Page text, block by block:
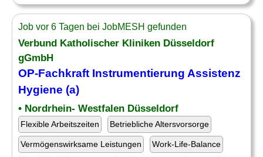
Job vor 6 Tagen bei JobMESH gefunden
Verbund Katholischer Kliniken Düsseldorf
gGmbH
OP-Fachkraft Instrumentierung Assistenz
Hygiene (a)
• Nordrhein- Westfalen Düsseldorf
Flexible Arbeitszeiten Betriebliche Altersvorsorge
Vermögenswirksame Leistungen Work-Life-Balance